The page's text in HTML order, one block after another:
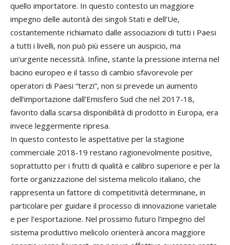
quello importatore. In questo contesto un maggiore
impegno delle autorità dei singoli Stati e dell’Ue,
costantemente richiamato dalle associazioni di tutti i Paesi
a tutti i livelli, non può più essere un auspicio, ma
un’urgente necessità. Infine, stante la pressione interna nel
bacino europeo e il tasso di cambio sfavorevole per
operatori di Paesi “terzi”, non si prevede un aumento
dell’importazione dall’Emisfero Sud che nel 2017-18,
favorito dalla scarsa disponibilità di prodotto in Europa, era
invece leggermente ripresa.
In questo contesto le aspettative per la stagione
commerciale 2018-19 restano ragionevolmente positive,
soprattutto per i frutti di qualità e calibro superiore e per la
forte organizzazione del sistema melicolo italiano, che
rappresenta un fattore di competitività determinane, in
particolare per guidare il processo di innovazione varietale
e per l’esportazione. Nel prossimo futuro l’impegno del
sistema produttivo melicolo orienterà ancora maggiore